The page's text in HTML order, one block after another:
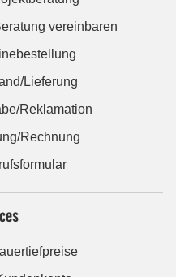
vereinbaren
Lieferung
Reklamation
Rechnung